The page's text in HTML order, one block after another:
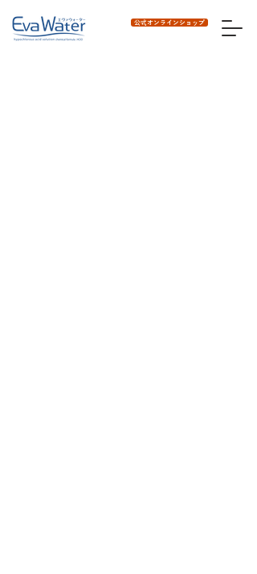
公式オンラインショップ